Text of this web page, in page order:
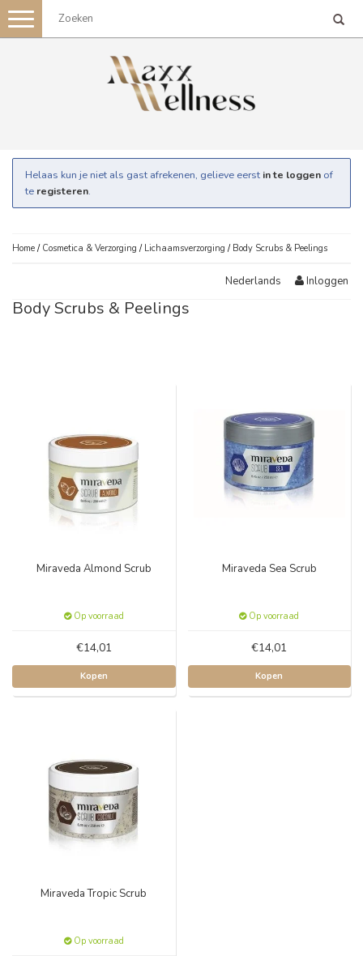
Toggle
navigation
Helaas kun je niet als gast afrekenen, gelieve eerst in te loggen of
te registeren.
Home / Cosmetica & Verzorging / Lichaamsverzorging / Body Scrubs & Peelings
Nederlands Inloggen
Body Scrubs & Peelings
Miraveda Almond Scrub
Op voorraad
€14,01
Kopen
Miraveda Sea Scrub
Op voorraad
€14,01
Kopen
Miraveda Tropic Scrub
Op voorraad